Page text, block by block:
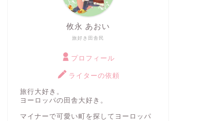
旅好き田舎民
攸永 あおい
プロフィール
ライターの依頼
旅行大好き。
ヨーロッパの田舎大好き。
マイナーで可愛い町を探してヨーロッパ